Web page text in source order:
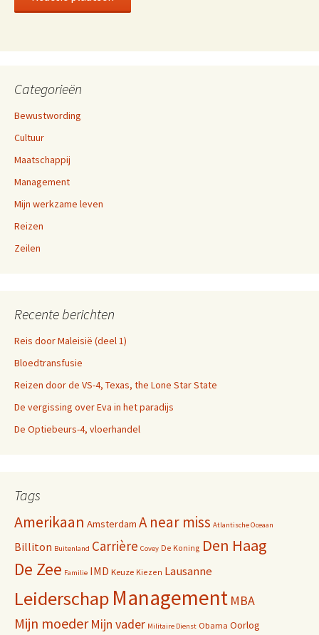
Categorieën
Bewustwording
Cultuur
Maatschappij
Management
Mijn werkzame leven
Reizen
Zeilen
Recente berichten
Reis door Maleisië (deel 1)
Bloedtransfusie
Reizen door de VS-4, Texas, the Lone Star State
De vergissing over Eva in het paradijs
De Optiebeurs-4, vloerhandel
Tags
Amerikaan Amsterdam A near miss Atlantische Oceaan
Billiton Buitenland Carrière Covey De Koning Den Haag
De Zee Familie IMD Keuze Kiezen Lausanne
Leiderschap Management MBA
Mijn moeder Mijn vader Militaire Dienst Obama Oorlog